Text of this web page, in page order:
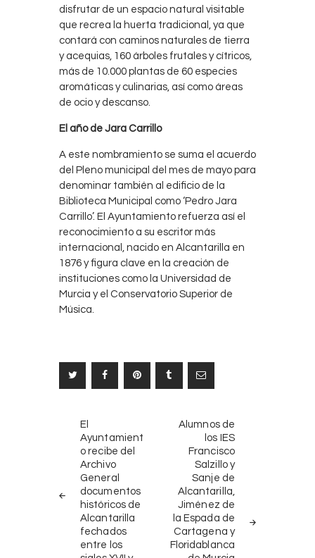
disfrutar de un espacio natural visitable
que recrea la huerta tradicional, ya que
contará con caminos naturales de tierra
y acequias, 160 árboles frutales y cítricos,
más de 10.000 plantas de 60 especies
aromáticas y culinarias, así como áreas
de ocio y descanso.
El año de Jara Carrillo
A este nombramiento se suma el acuerdo
del Pleno municipal del mes de mayo para
denominar también al edificio de la
Biblioteca Municipal como ‘Pedro Jara
Carrillo’. El Ayuntamiento refuerza así el
reconocimiento a su escritor más
internacional, nacido en Alcantarilla en
1876 y figura clave en la creación de
instituciones como la Universidad de
Murcia y el Conservatorio Superior de
Música.
Navegación
de
entradas
NOTICIAS
ANTERIORES
El
Ayuntamient
o recibe del
Archivo
General
documentos
históricos de
Alcantarilla
fechados
entre los
Alumnos de
los IES
Francisco
Salzillo y
Sanje de
Alcantarilla,
Jiménez de
la Espada de
Cartagena y
Floridablanca